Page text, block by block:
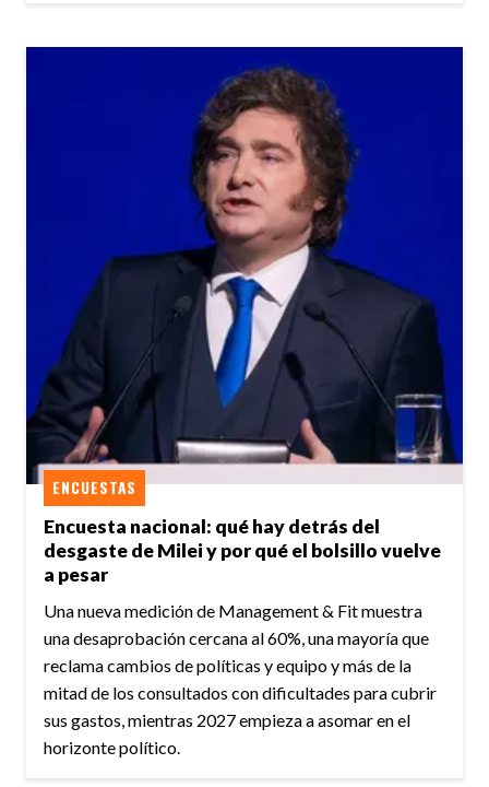
Encuesta nacional: qué hay detrás del
desgaste de Milei y por qué el bolsillo vuelve
a pesar
ENCUESTAS
Una nueva medición de Management & Fit muestra
una desaprobación cercana al 60%, una mayoría que
reclama cambios de políticas y equipo y más de la
mitad de los consultados con dificultades para cubrir
sus gastos, mientras 2027 empieza a asomar en el
horizonte político.